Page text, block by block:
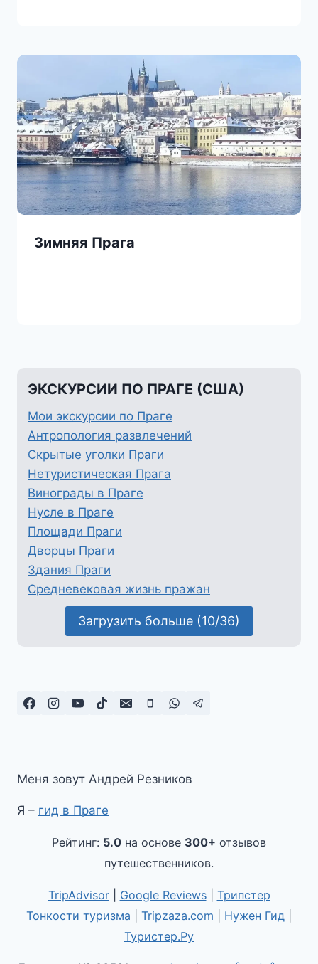
Зимняя Прага
ЭКСКУРСИИ ПО ПРАГЕ (США)
Мои экскурсии по Праге
Антропология развлечений
Скрытые уголки Праги
Нетуристическая Прага
Винограды в Праге
Нусле в Праге
Площади Праги
Дворцы Праги
Здания Праги
Средневековая жизнь пражан
Загрузить больше (10/36)
Меня зовут Андрей Резников
Я – гид в Праге
Рейтинг: 5.0 на основе 300+ отзывов
путешественников.
TripAdvisor| Google Reviews| Трипстер
Тонкости туризма
Tripzaza.com Нужен Гид
Туристер.Ру